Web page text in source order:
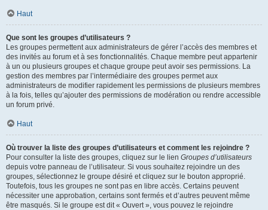
Haut
Que sont les groupes d’utilisateurs ?
Les groupes permettent aux administrateurs de gérer l’accès des membres et
des invités au forum et à ses fonctionnalités. Chaque membre peut appartenir
à un ou plusieurs groupes et chaque groupe peut avoir ses permissions. La
gestion des membres par l’intermédiaire des groupes permet aux
administrateurs de modifier rapidement les permissions de plusieurs membres
à la fois, telles qu’ajouter des permissions de modération ou rendre accessible
un forum privé.
Haut
Où trouver la liste des groupes d’utilisateurs et comment les rejoindre ?
Pour consulter la liste des groupes, cliquez sur le lien Groupes d’utilisateurs
depuis votre panneau de l’utilisateur. Si vous souhaitez rejoindre un des
groupes, sélectionnez le groupe désiré et cliquez sur le bouton approprié.
Toutefois, tous les groupes ne sont pas en libre accès. Certains peuvent
nécessiter une approbation, certains sont fermés et d’autres peuvent même
être masqués. Si le groupe est dit « Ouvert », vous pouvez le rejoindre